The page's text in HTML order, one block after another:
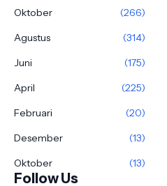
Oktober
(266)
Agustus
(314)
Juni
(175)
April
(225)
Februari
(20)
Desember
(13)
Oktober
(13)
Follow Us